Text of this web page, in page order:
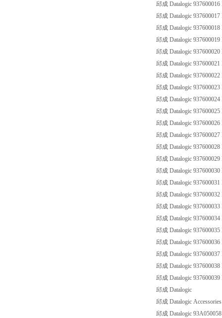
邱成 Datalogic
邱成 Datalogic
邱成 Datalogic
邱成 Datalogic
邱成 Datalogic
邱成 Datalogic
邱成 Datalogic
邱成 Datalogic
邱成 Datalogic
邱成 Datalogic
邱成 Datalogic
邱成 Datalogic
邱成 Datalogic
邱成 Datalogic
邱成 Datalogic
邱成 Datalogic
邱成 Datalogic
邱成 Datalogic
邱成 Datalogic
邱成 Datalogic
邱成 Datalogic
邱成 Datalogic
邱成 Datalogic
邱成 Datalogic
邱成 Datalogic
邱成 Datalogic
邱成 Datalogic